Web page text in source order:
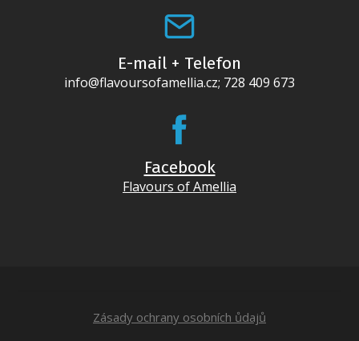
E-mail + Telefon
info@flavoursofamellia.cz; 728 409 673
Facebook
Flavours of Amellia
Zásady ochrany osobních ůdajů